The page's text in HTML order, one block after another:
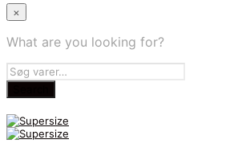
×
What are you looking for?